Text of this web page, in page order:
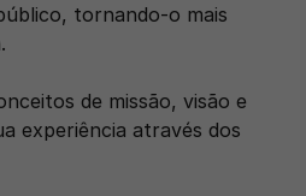
tornando-o mais
de missão, visão e
experiência através dos